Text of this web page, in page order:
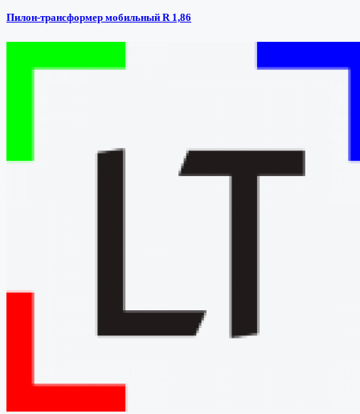
Пилон-трансформер мобильный R 1,86